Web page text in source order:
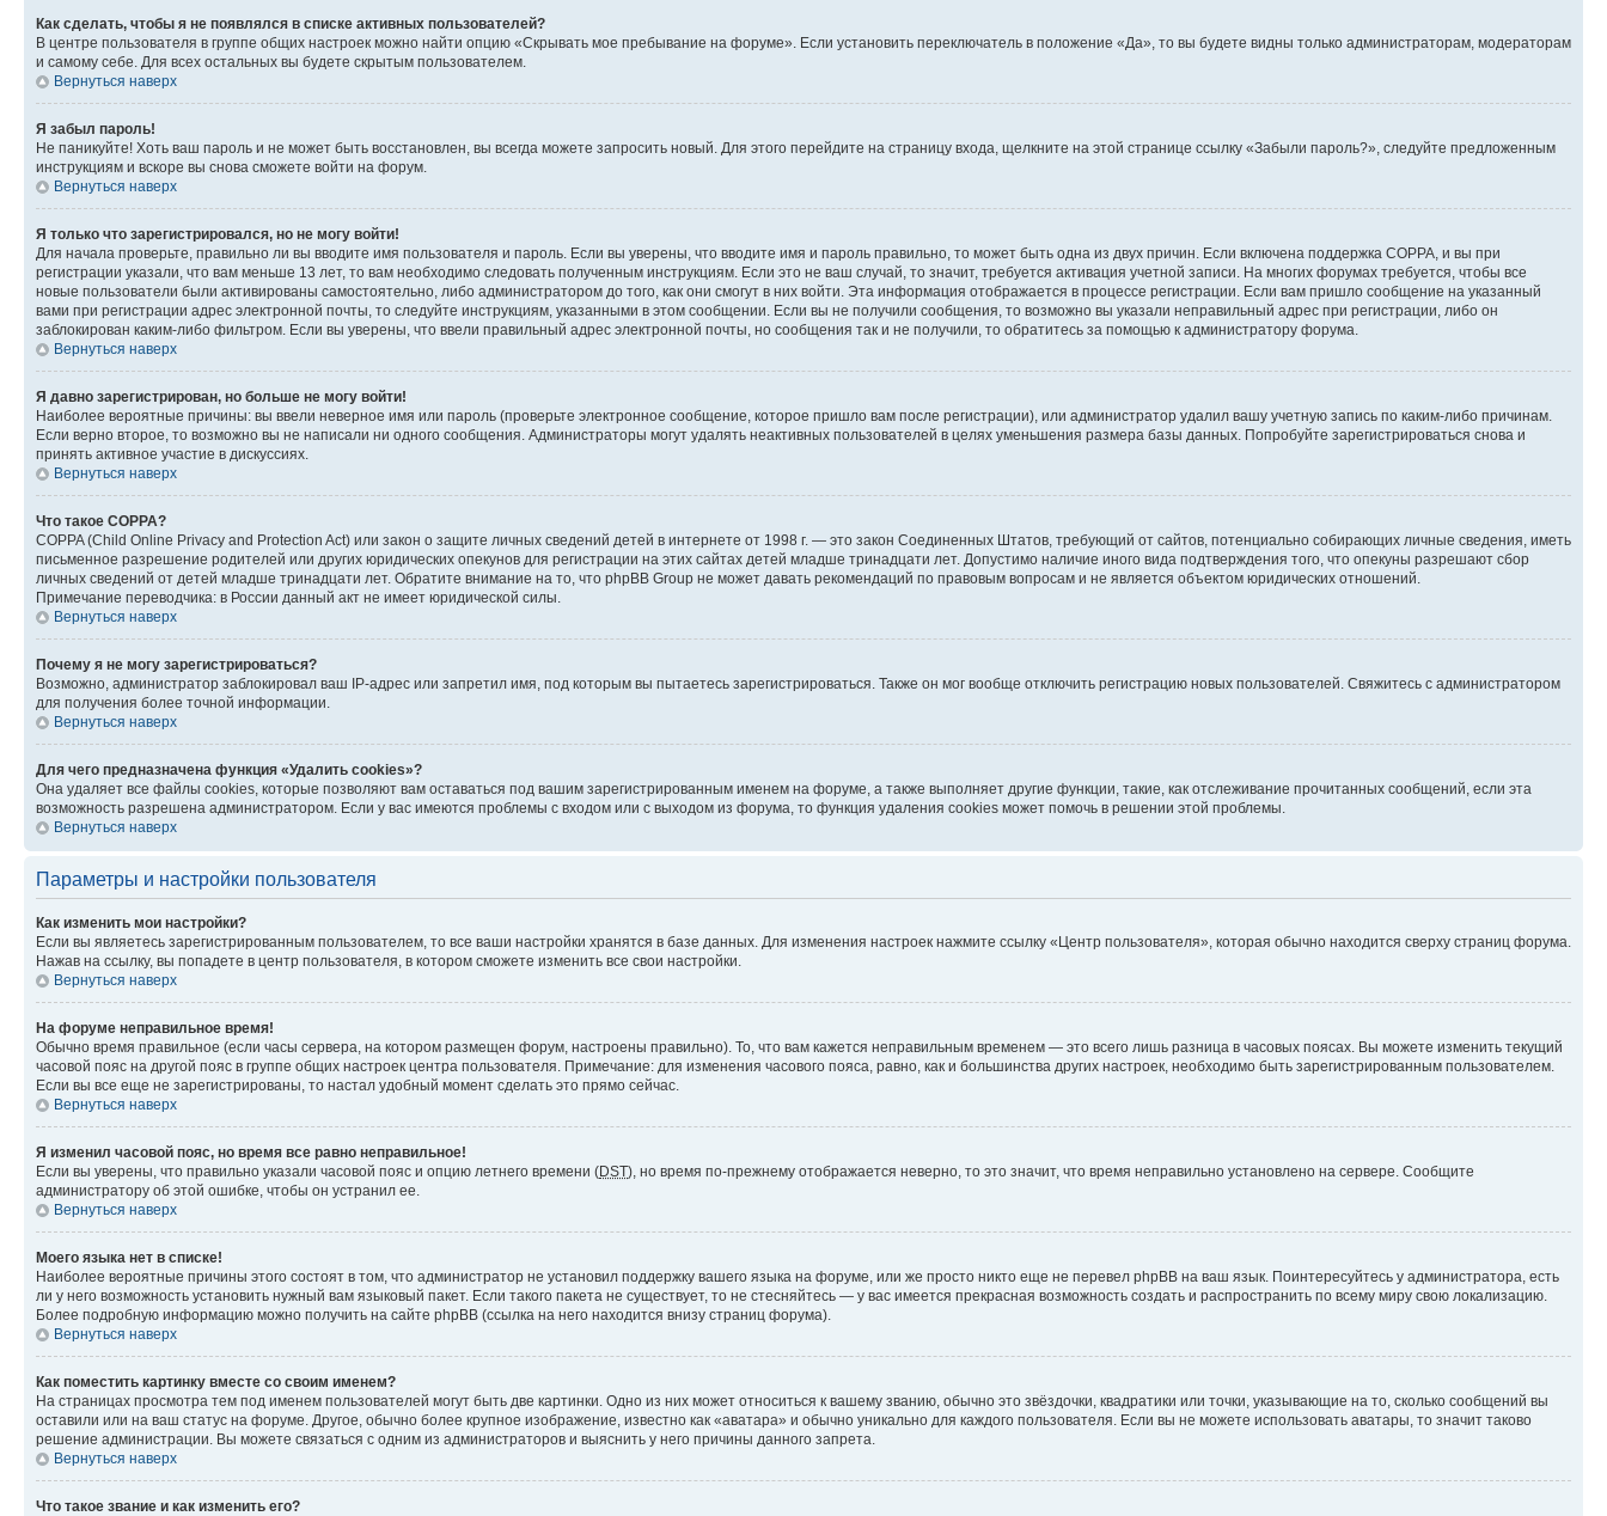
Как сделать, чтобы я не появлялся в списке активных пользователей?
В центре пользователя в группе общих настроек можно найти опцию «Скрывать мое пребывание на форуме». Если установить переключатель в положение «Да», то вы будете видны только администраторам, модераторам
и самому себе. Для всех остальных вы будете скрытым пользователем.
Вернуться наверх
Я забыл пароль!
Не паникуйте! Хоть ваш пароль и не может быть восстановлен, вы всегда можете запросить новый. Для этого перейдите на страницу входа, щелкните на этой странице ссылку «Забыли пароль?», следуйте предложенным
инструкциям и вскоре вы снова сможете войти на форум.
Вернуться наверх
Я только что зарегистрировался, но не могу войти!
Для начала проверьте, правильно ли вы вводите имя пользователя и пароль. Если вы уверены, что вводите имя и пароль правильно, то может быть одна из двух причин. Если включена поддержка COPPA, и вы при
регистрации указали, что вам меньше 13 лет, то вам необходимо следовать полученным инструкциям. Если это не ваш случай, то значит, требуется активация учетной записи. На многих форумах требуется, чтобы все
новые пользователи были активированы самостоятельно, либо администратором до того, как они смогут в них войти. Эта информация отображается в процессе регистрации. Если вам пришло сообщение на указанный
вами при регистрации адрес электронной почты, то следуйте инструкциям, указанными в этом сообщении. Если вы не получили сообщения, то возможно вы указали неправильный адрес при регистрации, либо он
заблокирован каким-либо фильтром. Если вы уверены, что ввели правильный адрес электронной почты, но сообщения так и не получили, то обратитесь за помощью к администратору форума.
Вернуться наверх
Я давно зарегистрирован, но больше не могу войти!
Наиболее вероятные причины: вы ввели неверное имя или пароль (проверьте электронное сообщение, которое пришло вам после регистрации), или администратор удалил вашу учетную запись по каким-либо причинам.
Если верно второе, то возможно вы не написали ни одного сообщения. Администраторы могут удалять неактивных пользователей в целях уменьшения размера базы данных. Попробуйте зарегистрироваться снова и
принять активное участие в дискуссиях.
Вернуться наверх
Что такое COPPA?
COPPA (Child Online Privacy and Protection Act) или закон о защите личных сведений детей в интернете от 1998 г. — это закон Соединенных Штатов, требующий от сайтов, потенциально собирающих личные сведения, иметь
письменное разрешение родителей или других юридических опекунов для регистрации на этих сайтах детей младше тринадцати лет. Допустимо наличие иного вида подтверждения того, что опекуны разрешают сбор
личных сведений от детей младше тринадцати лет. Обратите внимание на то, что phpBB Group не может давать рекомендаций по правовым вопросам и не является объектом юридических отношений.
Примечание переводчика: в России данный акт не имеет юридической силы.
Вернуться наверх
Почему я не могу зарегистрироваться?
Возможно, администратор заблокировал ваш IP-адрес или запретил имя, под которым вы пытаетесь зарегистрироваться. Также он мог вообще отключить регистрацию новых пользователей. Свяжитесь с администратором
для получения более точной информации.
Вернуться наверх
Для чего предназначена функция «Удалить cookies»?
Она удаляет все файлы cookies, которые позволяют вам оставаться под вашим зарегистрированным именем на форуме, а также выполняет другие функции, такие, как отслеживание прочитанных сообщений, если эта
возможность разрешена администратором. Если у вас имеются проблемы с входом или с выходом из форума, то функция удаления cookies может помочь в решении этой проблемы.
Вернуться наверх
Параметры и настройки пользователя
Как изменить мои настройки?
Если вы являетесь зарегистрированным пользователем, то все ваши настройки хранятся в базе данных. Для изменения настроек нажмите ссылку «Центр пользователя», которая обычно находится сверху страниц форума.
Нажав на ссылку, вы попадете в центр пользователя, в котором сможете изменить все свои настройки.
Вернуться наверх
На форуме неправильное время!
Обычно время правильное (если часы сервера, на котором размещен форум, настроены правильно). То, что вам кажется неправильным временем — это всего лишь разница в часовых поясах. Вы можете изменить текущий
часовой пояс на другой пояс в группе общих настроек центра пользователя. Примечание: для изменения часового пояса, равно, как и большинства других настроек, необходимо быть зарегистрированным пользователем.
Если вы все еще не зарегистрированы, то настал удобный момент сделать это прямо сейчас.
Вернуться наверх
Я изменил часовой пояс, но время все равно неправильное!
Если вы уверены, что правильно указали часовой пояс и опцию летнего времени (DST), но время по-прежнему отображается неверно, то это значит, что время неправильно установлено на сервере. Сообщите
администратору об этой ошибке, чтобы он устранил ее.
Вернуться наверх
Моего языка нет в списке!
Наиболее вероятные причины этого состоят в том, что администратор не установил поддержку вашего языка на форуме, или же просто никто еще не перевел phpBB на ваш язык. Поинтересуйтесь у администратора, есть
ли у него возможность установить нужный вам языковый пакет. Если такого пакета не существует, то не стесняйтесь — у вас имеется прекрасная возможность создать и распространить по всему миру свою локализацию.
Более подробную информацию можно получить на сайте phpBB (ссылка на него находится внизу страниц форума).
Вернуться наверх
Как поместить картинку вместе со своим именем?
На страницах просмотра тем под именем пользователей могут быть две картинки. Одно из них может относиться к вашему званию, обычно это звёздочки, квадратики или точки, указывающие на то, сколько сообщений вы
оставили или на ваш статус на форуме. Другое, обычно более крупное изображение, известно как «аватара» и обычно уникально для каждого пользователя. Если вы не можете использовать аватары, то значит таково
решение администрации. Вы можете связаться с одним из администраторов и выяснить у него причины данного запрета.
Вернуться наверх
Что такое звание и как изменить его?